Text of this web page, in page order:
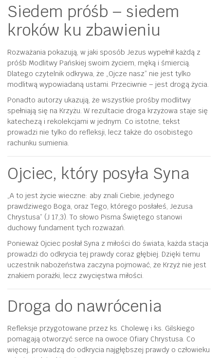
Siedem próśb – siedem
kroków ku zbawieniu
Rozważania pokazują, w jaki sposób Jezus wypełnił każdą z
próśb Modlitwy Pańskiej swoim życiem, męką i śmiercią.
Dlatego czytelnik odkrywa, że „Ojcze nasz” nie jest tylko
modlitwą wypowiadaną ustami. Przeciwnie – jest drogą życia.
Ponadto autorzy ukazują, że wszystkie prośby modlitwy
spełniają się na Krzyżu. W rezultacie droga krzyżowa staje się
katechezą i rekolekcjami w jednym. Co istotne, tekst
prowadzi nie tylko do refleksji, lecz także do osobistego
rachunku sumienia.
Ojciec, który posyła Syna
„A to jest życie wieczne: aby znali Ciebie, jedynego
prawdziwego Boga, oraz Tego, którego posłałeś, Jezusa
Chrystusa” (J 17,3). To słowo Pisma Świętego stanowi
duchowy fundament tych rozważań.
Ponieważ Ojciec posłał Syna z miłości do świata, każda stacja
prowadzi do odkrycia tej prawdy coraz głębiej. Dzięki temu
uczestnik nabożeństwa zaczyna pojmować, że Krzyż nie jest
znakiem porażki, lecz zwycięstwa miłości.
Droga do nawrócenia
Refleksje przygotowane przez ks. Cholewę i ks. Gilskiego
pomagają otworzyć serce na owoce Ofiary Chrystusa. Co
więcej, prowadzą do odkrycia najgłębszej prawdy o człowieku